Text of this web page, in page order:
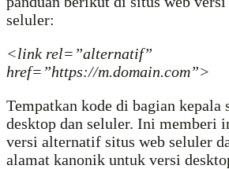
seluler:
<link rel=”alternatif”
href=”https://m.domain.com”>
Tempatkan kode di bagian kepala
desktop dan seluler. Ini memberi
versi alternatif situs web seluler
alamat kanonik untuk versi